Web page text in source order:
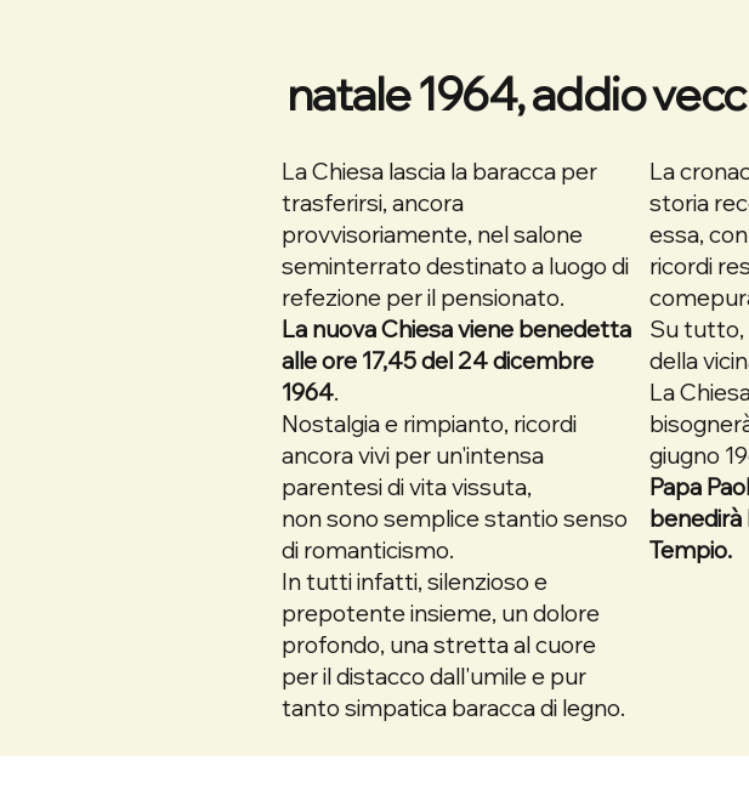
natale 1964, addio
La Chiesa lascia la baracca per
trasferirsi, ancora
provvisoriamente, nel salone
seminterrato destinato a luogo di
refezione per il pensionato.
La nuova Chiesa viene benedetta
alle ore 17,45 del 24 dicembre
1964.
Nostalgia e rimpianto, ricordi
ancora vivi per un'intensa
parentesi di vita vissuta,
non sono semplice stantio senso
di romanticismo.
In tutti infatti, silenzioso e
prepotente insieme, un dolore
profondo, una stretta al cuore
per il distacco dall'umile e pur
tanto simpatica baracca di legno.
La
storia
essa,
ricordi
Su tutto,
della
La
giugno
Papa
benedirà
Tempio.